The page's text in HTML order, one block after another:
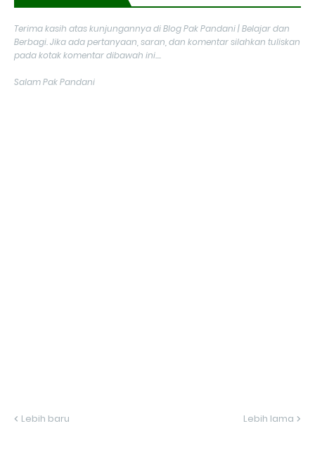
Terima kasih atas kunjungannya di Blog Pak Pandani | Belajar dan
Berbagi. Jika ada pertanyaan, saran, dan komentar silahkan tuliskan
pada kotak komentar dibawah ini....
Salam Pak Pandani
Lebih baru Lebih lama